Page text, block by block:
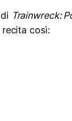
di Trainwreck:
così: